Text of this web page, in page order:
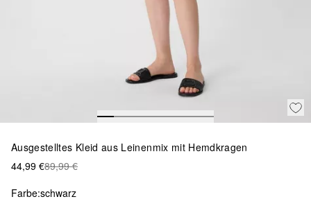
Ausgestelltes Kleid aus Leinenmix mit Hemdkragen
44,99 €89,99 €
Farbe:schwarz